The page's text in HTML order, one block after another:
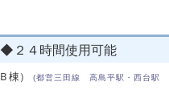
２４時間使用可能
棟） (都営三田線 高島平駅・西台駅